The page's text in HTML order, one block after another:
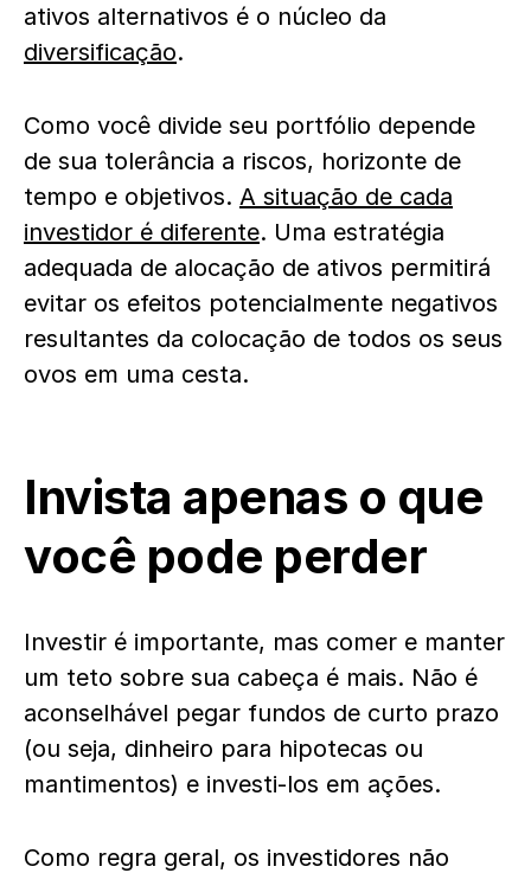
ativos alternativos é o núcleo da
diversificação.
Como você divide seu portfólio depende
de sua tolerância a riscos, horizonte de
tempo e objetivos. A situação de cada
investidor é diferente. Uma estratégia
adequada de alocação de ativos permitirá
evitar os efeitos potencialmente negativos
resultantes da colocação de todos os seus
ovos em uma cesta.
Invista apenas o que
você pode perder
Investir é importante, mas comer e manter
um teto sobre sua cabeça é mais. Não é
aconselhável pegar fundos de curto prazo
(ou seja, dinheiro para hipotecas ou
mantimentos) e investi-los em ações.
Como regra geral, os investidores não